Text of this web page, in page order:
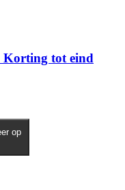
Korting tot eind
op